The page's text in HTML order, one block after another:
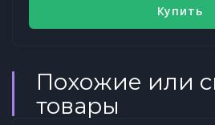
Купить
Похожие или
товары